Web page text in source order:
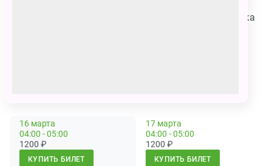
- ведь вся наша Полянка
16 марта
04:00 - 05:00
1200 ₽
КУПИТЬ БИЛЕТ
17 марта
04:00 - 05:00
1200 ₽
КУПИТЬ БИЛЕТ